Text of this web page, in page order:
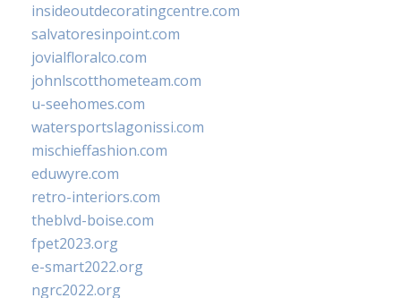
insideoutdecoratingcentre.com
salvatoresinpoint.com
jovialfloralco.com
johnlscotthometeam.com
u-seehomes.com
watersportslagonissi.com
mischieffashion.com
eduwyre.com
retro-interiors.com
theblvd-boise.com
fpet2023.org
e-smart2022.org
ngrc2022.org